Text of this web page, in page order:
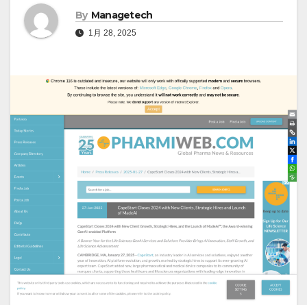
By Managetech
1月 28, 2025